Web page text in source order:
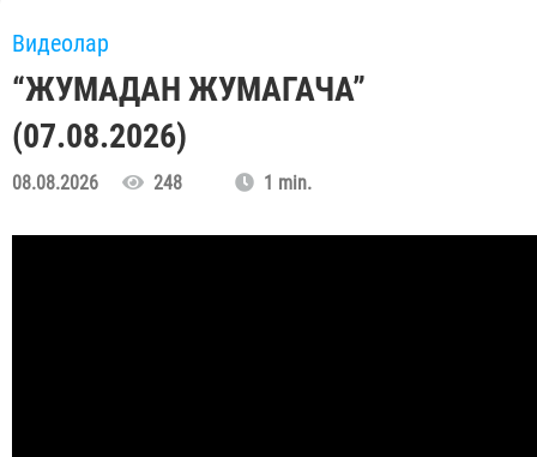
Видеолар
“ЖУМАДАН ЖУМАГАЧА”
(07.08.2026)
08.08.2026 248 1 min.